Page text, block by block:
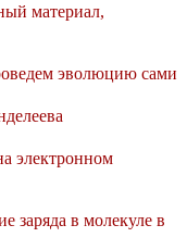
материал,
эволюцию сами
электронном
заряда в молекуле в